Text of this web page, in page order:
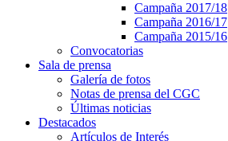
Campaña 2017/18
Campaña 2016/17
Campaña 2015/16
Convocatorias
Sala de prensa
Galería de fotos
Notas de prensa del CGC
Últimas noticias
Destacados
Artículos de Interés